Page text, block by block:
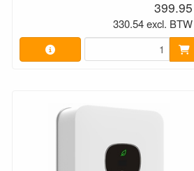
399.95
330.54 excl. BTW